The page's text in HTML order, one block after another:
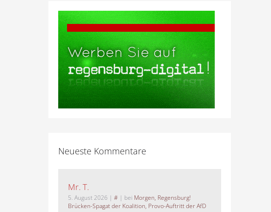
Neueste Kommentare
Mr. T.
5. August 2026 | #| bei Morgen, Regensburg!
Brücken-Spagat der Koalition, Provo-Auftritt der AfD